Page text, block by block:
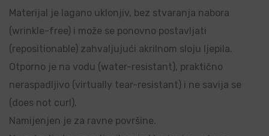
Materijal je lagano uklonjiv, bez stvaranja nabora
(wrinkle-free) i može se ponovno postavljati
(repositionable) zahvaljujući akrilnom sloju ljepila.
Otporno je na vodu (water-resistant), praktično
neraspadljivo (virtually tear-resistant) i ne savija se
(does not curl).
Namijenjen je za ravne površine.